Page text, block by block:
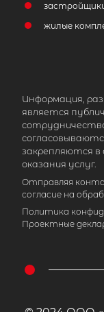
район,
Купчино
жилые
Информация,
является
закрепляются
оказания услуг.
Отправляя
согласие на
Политика
Проектные